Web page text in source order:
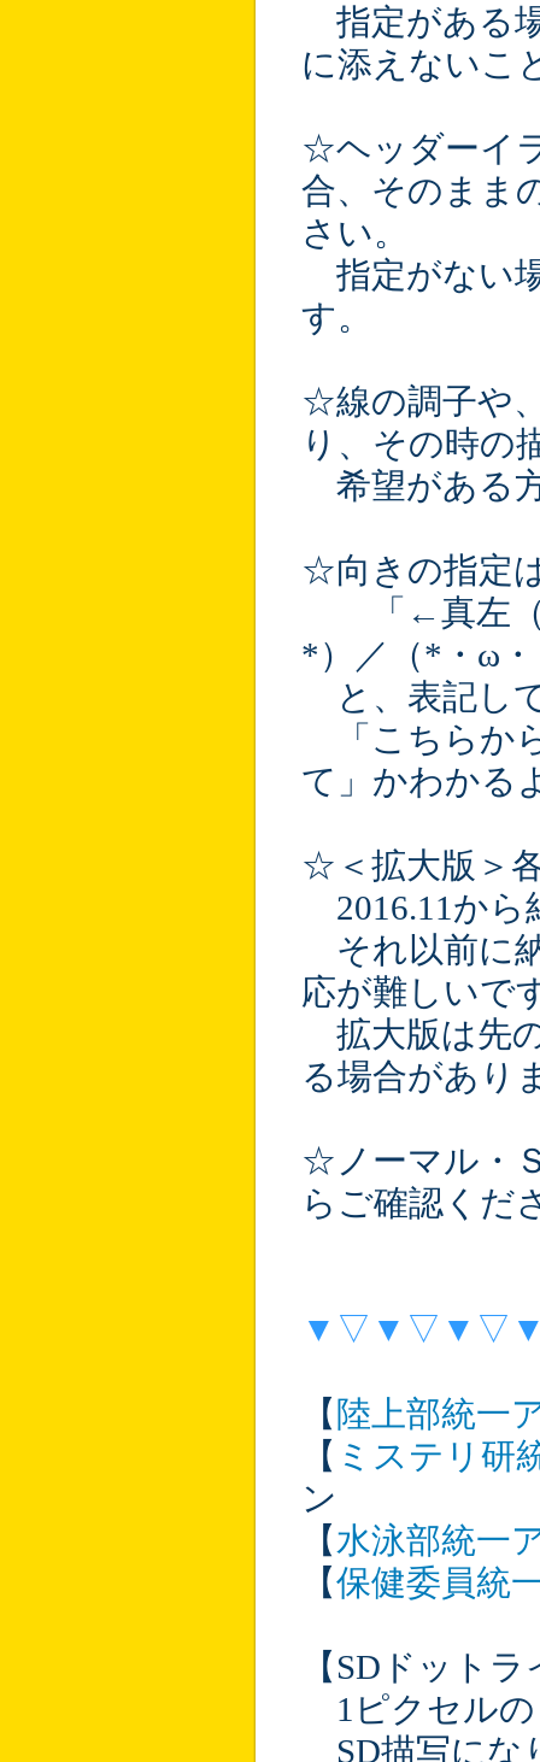
指定がある
に添えないこ
☆ヘッダーイ
合、そのまま
さい。
指定がない
す。
☆線の調子や
り、その時の
希望がある
☆向きの指定
「←真左（ω
*）／（*・ω
と、表記し
「こちらか
て」かわかる
☆＜拡大版＞
2016.11から
それ以前に
応が難しい
拡大版は先
る場合があり
☆ノーマル・
らご確認くだ
【 陸上部統一
【 ミステリ研
ン
【水泳部統一
【保健委員統
【SDドット
1ピクセルの
SD描写にな